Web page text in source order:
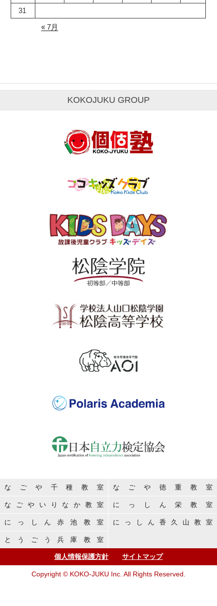
31
« 7月
KOKOJUKU GROUP
なごや千種教室 なごや徳重教室
なごやいりなか教室 にっしん栄教室
にっしん赤池教室 にっしん香久山教室
とうごう兵庫教室
個人情報保護方針 サイトマップ
Copyright © KOKO-JUKU Inc. All Rights Reserved.